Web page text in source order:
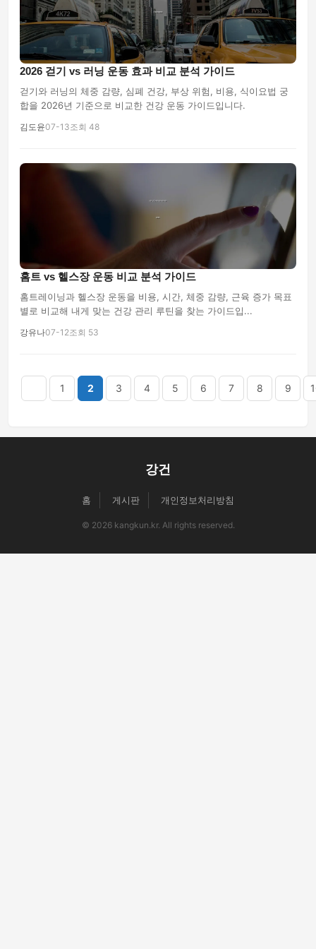
2026 걷기 vs 러닝 운동 효과 비교 분석 가이드
걷기와 러닝의 체중 감량, 심폐 건강, 부상 위험, 비용, 식이요법 궁
합을 2026년 기준으로 비교한 건강 운동 가이드입니다.
김도윤07-13조회 48
홈트 vs 헬스장 운동 비교 분석 가이드
홈트레이닝과 헬스장 운동을 비용, 시간, 체중 감량, 근육 증가 목표
별로 비교해 내게 맞는 건강 관리 루틴을 찾는 가이드입...
강유나07-12조회 53
1 2 3 4 5 6 7 8 9
강건
홈 게시판 개인정보처리방침
© 2026 kangkun.kr. All rights reserved.